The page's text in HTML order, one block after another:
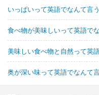
いっぱいって英語でなんて言
食べ物が美味しいって英語で
美味しい食べ物と自然って英
奥が深い味って英語でなんて